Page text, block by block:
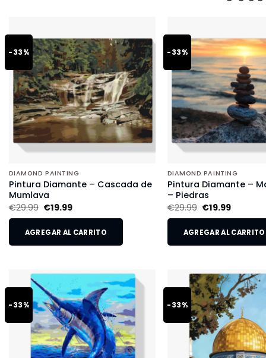
-33%
DIAMOND PAINTING
Pintura Diamante – Cascada de
Mumlava
€29.99 €19.99
AGREGAR AL CARRITO
-33%
DIAMOND PAINTING
Pintura Diamante –
– Piedras
€29.99 €19.99
AGREGAR AL CARRITO
-33% -33%